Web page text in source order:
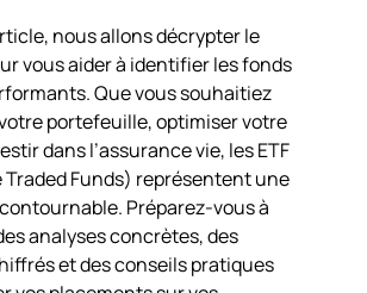
nous allons décrypter le
vous aider à identifier les fonds
Que vous souhaitiez
portefeuille, optimiser votre
dans l’assurance vie, les ETF
Traded Funds) représentent une
Préparez-vous à
analyses concrètes, des
et des conseils pratiques